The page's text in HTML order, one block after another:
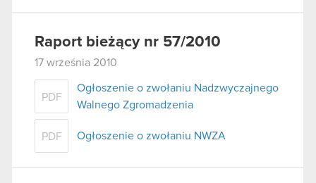
Raport bieżący nr 57/2010
17 września 2010
PDF
Ogłoszenie o zwołaniu Nadzwyczajnego
Walnego Zgromadzenia
PDF Ogłoszenie o zwołaniu NWZA